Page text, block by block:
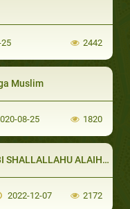
2442
Muslim
08-25 1820
ALAIHI WASALLAM
2022-12-07 2172